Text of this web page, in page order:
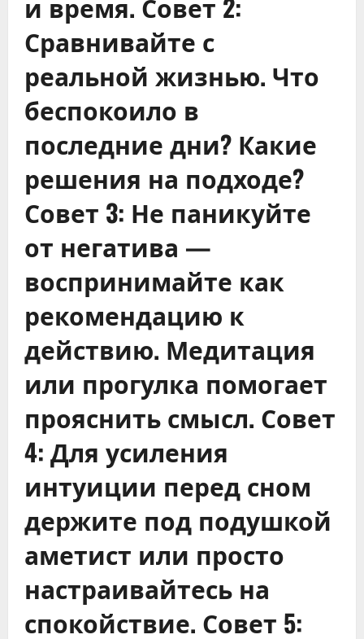
Сравнивайте с
реальной жизнью. Что
беспокоило в
последние дни? Какие
решения на подходе?
Совет 3: Не паникуйте
от негатива —
воспринимайте как
рекомендацию к
действию. Медитация
или прогулка помогает
прояснить смысл. Совет
4: Для усиления
интуиции перед сном
держите под подушкой
аметист или просто
настраивайтесь на
спокойствие. Совет 5: